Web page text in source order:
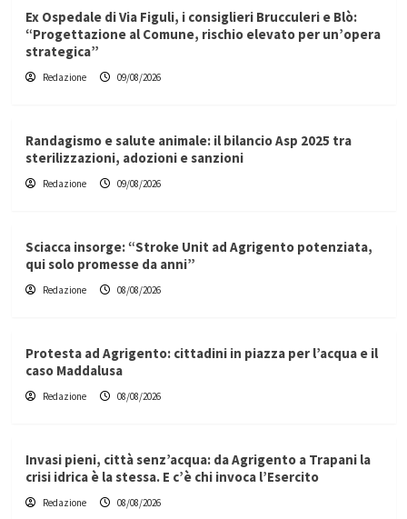
Ex Ospedale di Via Figuli, i consiglieri Brucculeri e Blò:
“Progettazione al Comune, rischio elevato per un’opera
strategica”
Redazione 09/08/2026
Randagismo e salute animale: il bilancio Asp 2025 tra
sterilizzazioni, adozioni e sanzioni
Redazione 09/08/2026
Sciacca insorge: “Stroke Unit ad Agrigento potenziata,
qui solo promesse da anni”
Redazione 08/08/2026
Protesta ad Agrigento: cittadini in piazza per l’acqua e il
caso Maddalusa
Redazione 08/08/2026
Invasi pieni, città senz’acqua: da Agrigento a Trapani la
crisi idrica è la stessa. E c’è chi invoca l’Esercito
Redazione 08/08/2026